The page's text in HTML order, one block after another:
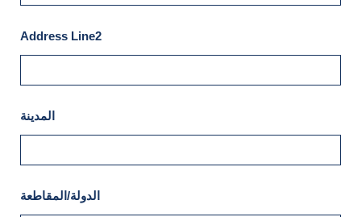
Address Line2
المدينة
الدولة/المقاطعة